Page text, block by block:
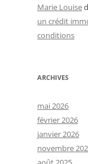
Marie Louise
un crédit
conditions
ARCHIVES
mai 2026
février 2026
janvier 2026
novembre